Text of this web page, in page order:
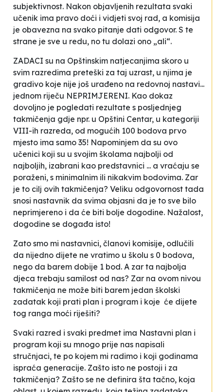
subjektivnost. Nakon objavljenih rezultata svaki
učenik ima pravo doći i vidjeti svoj rad, a komisija
je obavezna na svako pitanje dati odgovor. S te
strane je sve u redu, no tu dolazi ono „ali“.
ZADACI su na Opštinskim natjecanjima skoro u
svim razredima preteški za taj uzrast, u njima je
gradivo koje nije još urađeno na redovnoj nastavi...
jednom riječu NEPRIMJERENI. Kao dokaz
dovoljno je pogledati rezultate s posljednjeg
takmičenja gdje npr. u Opštini Centar, u kategoriji
VIII-ih razreda, od mogućih 100 bodova prvo
mjesto ima samo 35! Napominjem da su ovo
učenici koji su u svojim školama najbolji od
najboljih, izabrani kao predstavnici ... a vraćaju se
poraženi, s minimalnim ili nikakvim bodovima. Zar
je to cilj ovih takmičenja? Veliku odgovornost tada
snosi nastavnik da svima objasni da je to sve bilo
neprimjereno i da će biti bolje dogodine. Nažalost,
dogodine se događa isto!
Zato smo mi nastavnici, članovi komisije, odlučili
da nijedno dijete ne vratimo u školu s 0 bodova,
nego da barem dobije 1 bod. A zar ta najbolja
djeca trebaju samilost od nas? Zar na ovom nivou
takmičenja ne može biti barem jedan školski
zadatak koji prati plan i program i koje će dijete
tog ranga moći riješiti?
Svaki razred i svaki predmet ima Nastavni plan i
program koji su mnogo prije nas napisali
stručnjaci, te po kojem mi radimo i koji godinama
ispraća generacije. Zašto isto ne postoji i za
takmičenja? Zašto se ne definira šta tačno, koja